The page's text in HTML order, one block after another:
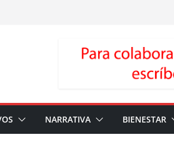
NARRATIVA BIENESTAR